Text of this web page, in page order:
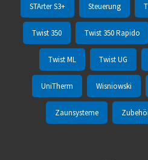
STArter S3+ Steuerung
Twist 350 Twist 350 Rapido
Twist ML Twist UG
UniTherm Wisniowski
Zaunsysteme